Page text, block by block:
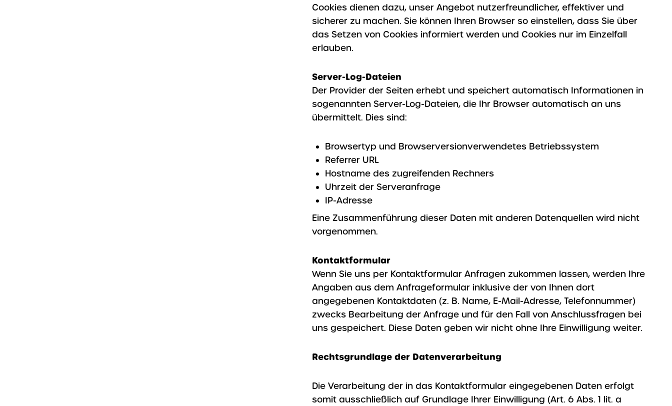
Cookies dienen dazu, unser Angebot nutzerfreundlicher, effektiver und
sicherer zu machen. Sie können Ihren Browser so einstellen, dass Sie über
das Setzen von Cookies informiert werden und Cookies nur im Einzelfall
erlauben.
Server-Log-Dateien
Der Provider der Seiten erhebt und speichert automatisch Informationen in
sogenannten Server-Log-Dateien, die Ihr Browser automatisch an uns
übermittelt. Dies sind:
Browsertyp und Browserversionverwendetes Betriebssystem
Referrer URL
Hostname des zugreifenden Rechners
Uhrzeit der Serveranfrage
IP-Adresse
Eine Zusammenführung dieser Daten mit anderen Datenquellen wird nicht
vorgenommen.
Kontaktformular
Wenn Sie uns per Kontaktformular Anfragen zukommen lassen, werden Ihre
Angaben aus dem Anfrageformular inklusive der von Ihnen dort
angegebenen Kontaktdaten (z. B. Name, E-Mail-Adresse, Telefonnummer)
zwecks Bearbeitung der Anfrage und für den Fall von Anschlussfragen bei
uns gespeichert. Diese Daten geben wir nicht ohne Ihre Einwilligung weiter.
Rechtsgrundlage der Datenverarbeitung
Die Verarbeitung der in das Kontaktformular eingegebenen Daten erfolgt
somit ausschließlich auf Grundlage Ihrer Einwilligung (Art. 6 Abs. 1 lit. a